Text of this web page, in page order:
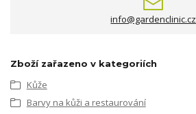
info@gardenclinic.cz
Zboží zařazeno v kategoriích
Kůže
Barvy na kůži a restaurování